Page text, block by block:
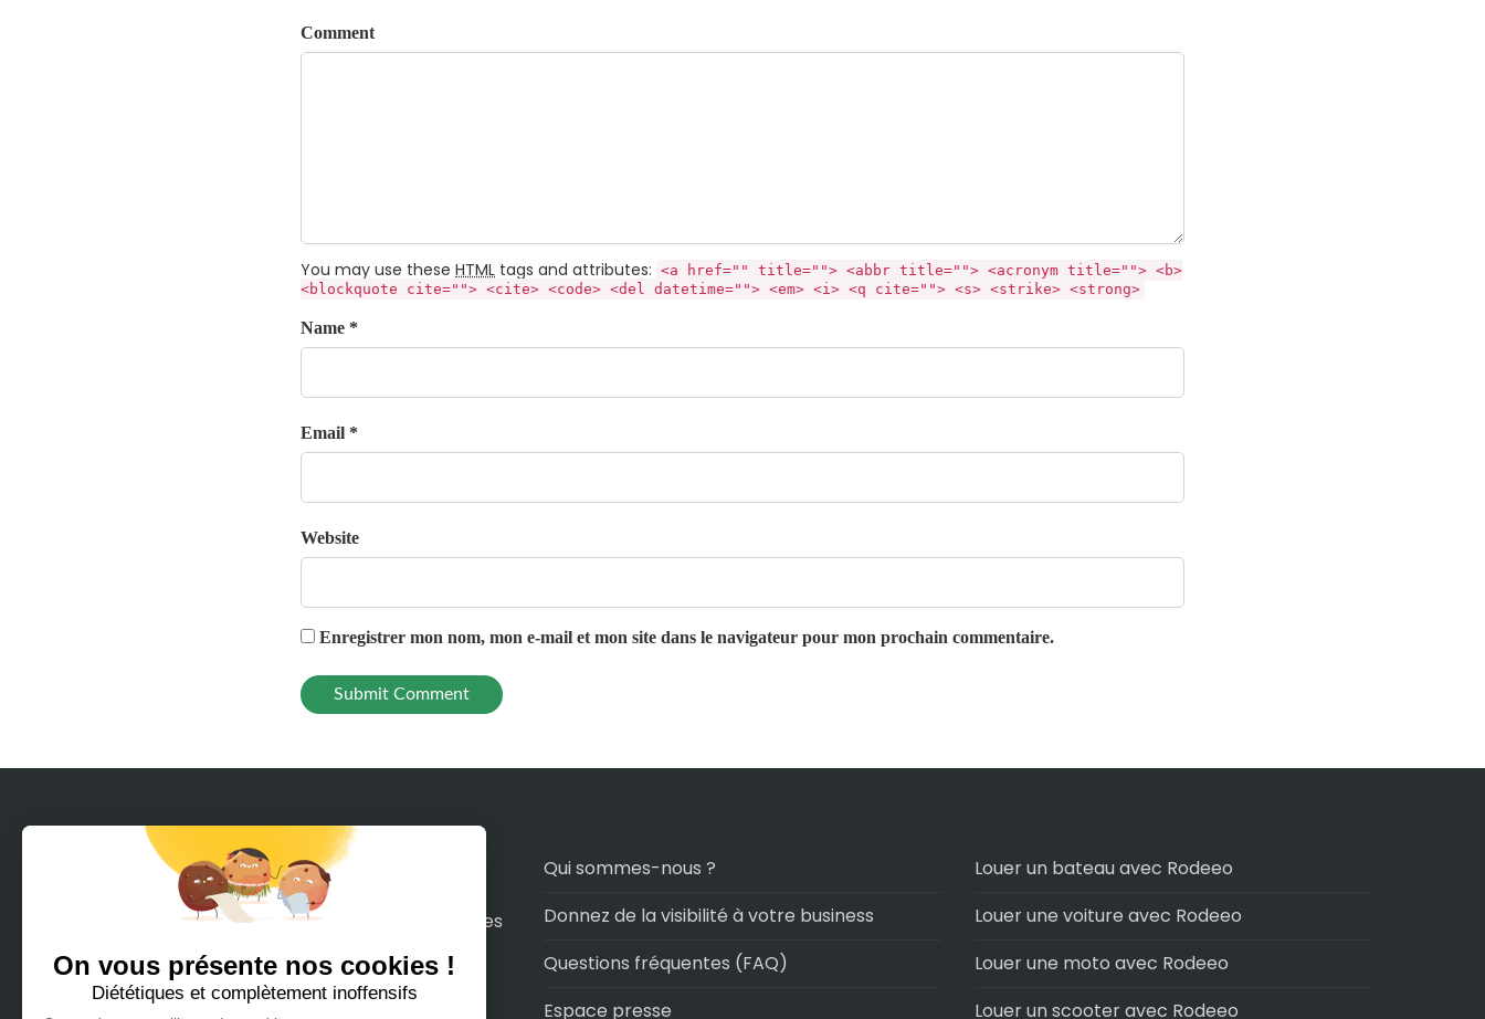
Comment
You may use these HTML tags and attributes: <a href="" title=""> <abbr title=""> <acronym title=""> <b>
<blockquote cite=""> <cite> <code> <del datetime=""> <em> <i> <q cite=""> <s> <strike> <strong>
Name *
Email *
Website
Enregistrer mon nom, mon e-mail et mon site dans le navigateur pour mon prochain commentaire.
Avec Rodeeo, louez en quelques clics tous les
vous pouvez imaginer.
Qui sommes-nous ?
Donnez de la visibilité à votre business
Questions fréquentes (FAQ)
Espace presse
Louer un bateau avec Rodeeo
Louer une voiture avec Rodeeo
Louer une moto avec Rodeeo
Louer un scooter avec Rodeeo